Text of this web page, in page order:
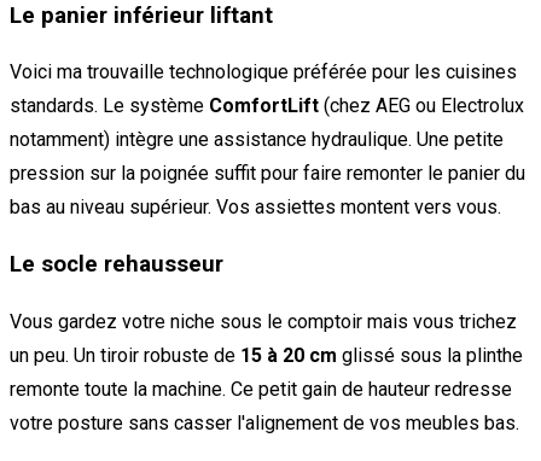
Le panier inférieur liftant
Voici ma trouvaille technologique préférée pour les cuisines
standards. Le système ComfortLift (chez AEG ou Electrolux
notamment) intègre une assistance hydraulique. Une petite
pression sur la poignée suffit pour faire remonter le panier du
bas au niveau supérieur. Vos assiettes montent vers vous.
Le socle rehausseur
Vous gardez votre niche sous le comptoir mais vous trichez
un peu. Un tiroir robuste de 15 à 20 cm glissé sous la plinthe
remonte toute la machine. Ce petit gain de hauteur redresse
votre posture sans casser l'alignement de vos meubles bas.